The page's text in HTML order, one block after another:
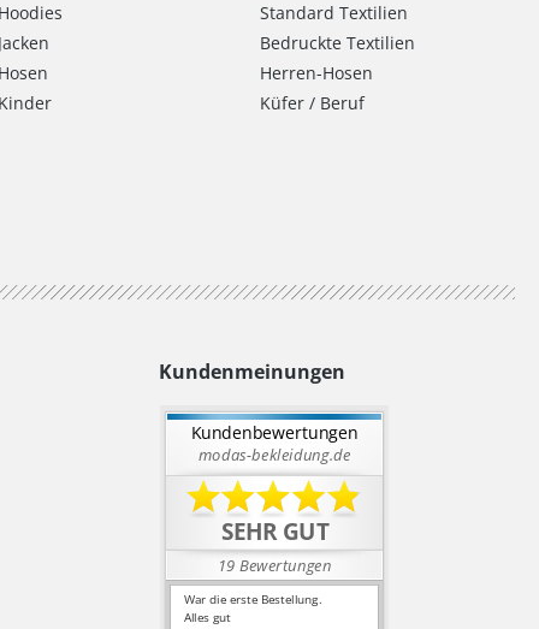
Standard Textilien
Bedruckte Textilien
Herren-Hosen
Küfer / Beruf
Kundenmeinungen